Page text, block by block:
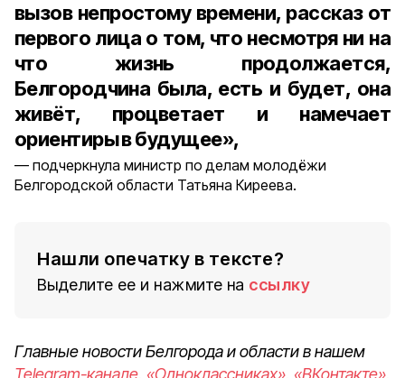
вызов непростому времени, рассказ от
первого лица о том, что несмотря ни на
что жизнь продолжается,
Белгородчина была, есть и будет, она
живёт, процветает и намечает
ориентиры в будущее»,
подчеркнула министр по делам молодёжи
Белгородской области Татьяна Киреева.
Нашли опечатку в тексте?
Выделите ее и нажмите на ссылку
Главные новости Белгорода и области в нашем
Telegram-канале, «Одноклассниках», «ВКонтакте»,